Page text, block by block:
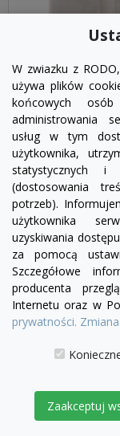
Fotel Serena
W zwiazku z
używa plików
końcowych
administrowania
usług w tym
użytkownika,
statystycznych i
(dostosowania
potrzeb).
użytkownika
uzyskiwania
za pomocą
Szczegółowe
producenta
Internetu oraz w
prywatności.
Zaakceptuj